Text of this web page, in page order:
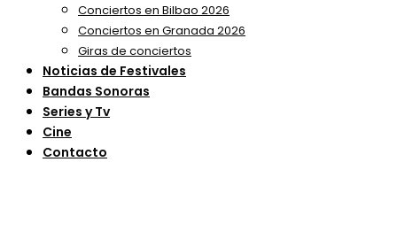
Conciertos en Bilbao 2026
Conciertos en Granada 2026
Giras de conciertos
Noticias de Festivales
Bandas Sonoras
Series y Tv
Cine
Contacto